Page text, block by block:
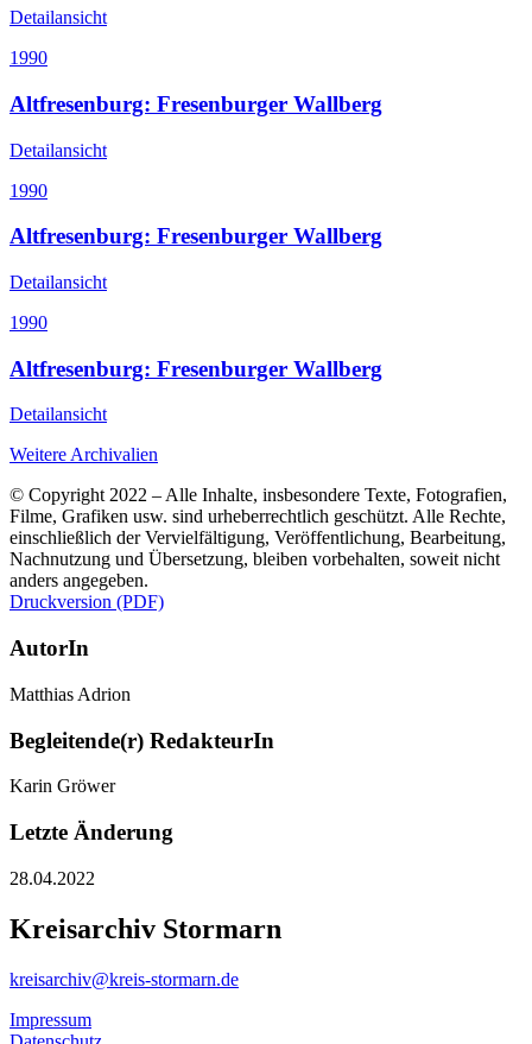
Detailansicht
1990
Altfresenburg: Fresenburger Wallberg
Detailansicht
1990
Altfresenburg: Fresenburger Wallberg
Detailansicht
1990
Altfresenburg: Fresenburger Wallberg
Detailansicht
Weitere Archivalien
© Copyright 2022 – Alle Inhalte, insbesondere Texte, Fotografien,
Filme, Grafiken usw. sind urheberrechtlich geschützt. Alle Rechte,
einschließlich der Vervielfältigung, Veröffentlichung, Bearbeitung,
Nachnutzung und Übersetzung, bleiben vorbehalten, soweit nicht
anders angegeben.
Druckversion (PDF)
AutorIn
Matthias Adrion
Begleitende(r) RedakteurIn
Karin Gröwer
Letzte Änderung
28.04.2022
Kreisarchiv Stormarn
kreisarchiv@kreis-stormarn.de
Impressum